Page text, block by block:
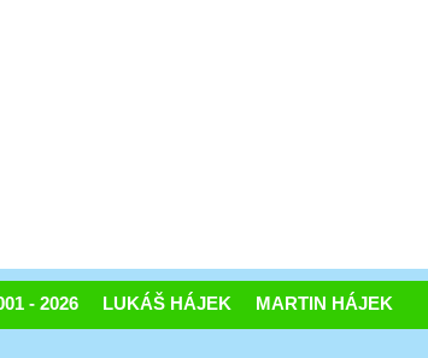
- 2026 LUKÁŠ HÁJEK MARTIN HÁJEK